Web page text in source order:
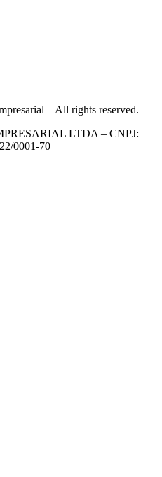
– All rights reserved.
LTDA – CNPJ:
0001-70